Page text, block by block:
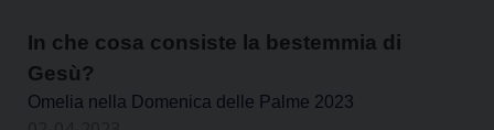
In che cosa consiste la bestemmia di
Gesù?
Omelia nella Domenica delle Palme 2023